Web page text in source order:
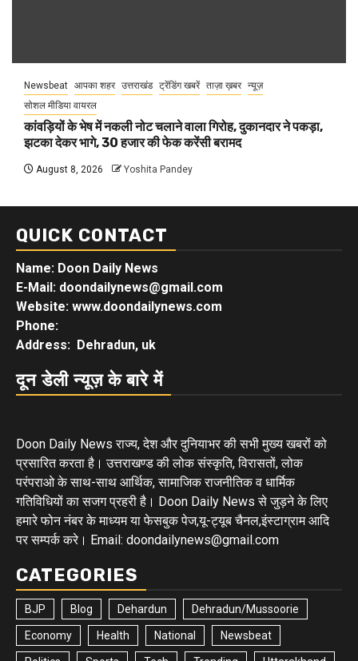
Newsbeat आपका शहर उत्तराखंड ट्रेंडिंग खबरें ताज़ा ख़बर न्यूज़
सोशल मीडिया वायरल
कांवड़ियों के भेष में नकली नोट चलाने वाला गिरोह, दुकानदार ने पकड़ा,
झटका देकर भागे, 30 हजार की फेक करेंसी बरामद
August 8, 2026 Yoshita Pandey
QUICK CONTACT
Name: Doon Daily News
E-Mail: doondailynews@gmail.com
Website: www.doondailynews.com
Phone:
Address: Dehradun, uk
दून डेली न्यूज़ के बारे में
Doon Daily News राज्य, देश और दुनियाभर की सभी मुख्य खबरों को
प्रसारित करता है। उत्तराखण्ड की लोक संस्कृति, विरासतों, लोक
परंपराओ के साथ-साथ आर्थिक, सामाजिक राजनीतिक व धार्मिक
गतिविधियों का सजग प्रहरी है। Doon Daily News से जुड़ने के लिए
हमारे फोन नंबर के माध्यम या फेसबुक पेज,यू-ट्यूब चैनल,इंस्टाग्राम आदि
पर सम्पर्क करे। Email: doondailynews@gmail.com
CATEGORIES
BJP Blog Dehardun Dehradun/Mussoorie
Economy Health National Newsbeat